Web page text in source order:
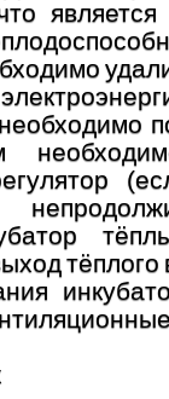
является
тёплого